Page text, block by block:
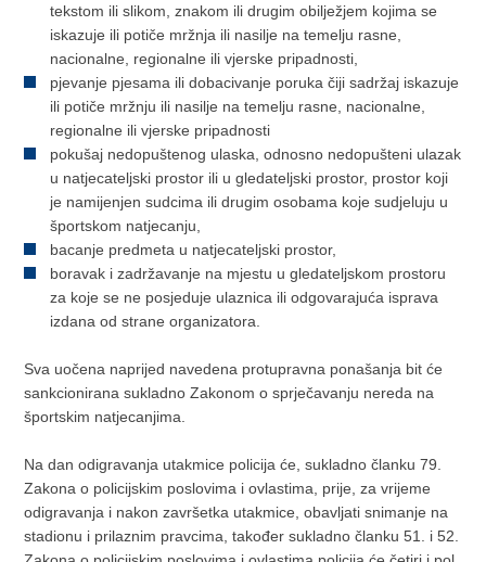
tekstom ili slikom, znakom ili drugim obilježjem kojima se
iskazuje ili potiče mržnja ili nasilje na temelju rasne,
nacionalne, regionalne ili vjerske pripadnosti,
pjevanje pjesama ili dobacivanje poruka čiji sadržaj iskazuje
ili potiče mržnju ili nasilje na temelju rasne, nacionalne,
regionalne ili vjerske pripadnosti
pokušaj nedopuštenog ulaska, odnosno nedopušteni ulazak
u natjecateljski prostor ili u gledateljski prostor, prostor koji
je namijenjen sudcima ili drugim osobama koje sudjeluju u
športskom natjecanju,
bacanje predmeta u natjecateljski prostor,
boravak i zadržavanje na mjestu u gledateljskom prostoru
za koje se ne posjeduje ulaznica ili odgovarajuća isprava
izdana od strane organizatora.
Sva uočena naprijed navedena protupravna ponašanja bit će
sankcionirana sukladno Zakonom o sprječavanju nereda na
športskim natjecanjima.
Na dan odigravanja utakmice policija će, sukladno članku 79.
Zakona o policijskim poslovima i ovlastima, prije, za vrijeme
odigravanja i nakon završetka utakmice, obavljati snimanje na
stadionu i prilaznim pravcima, također sukladno članku 51. i 52.